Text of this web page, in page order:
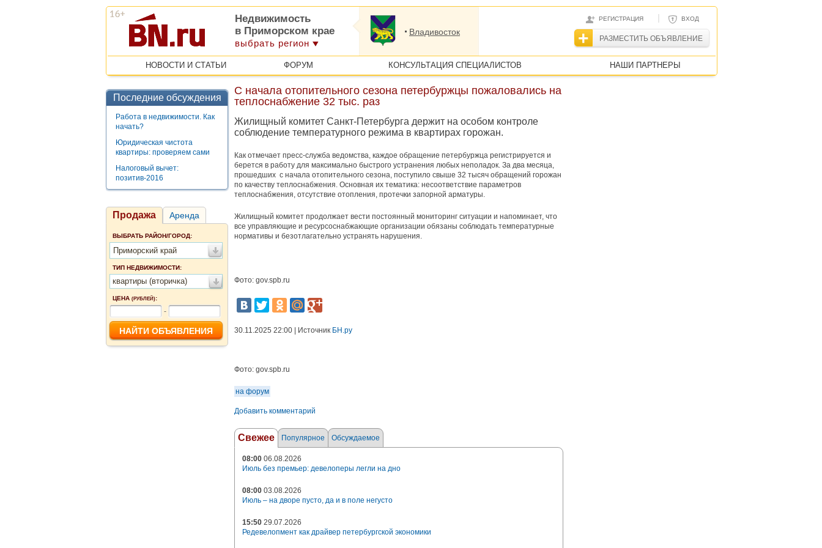
РЕГИСТРАЦИЯ | ВХОД
РАЗМЕСТИТЬ ОБЪЯВЛЕНИЕ
Недвижимость
в Приморском крае
выбрать регион
Владивосток
НОВОСТИ И СТАТЬИ ФОРУМ КОНСУЛЬТАЦИЯ СПЕЦИАЛИСТОВ НАШИ ПАРТНЕРЫ
Последние обсуждения
Работа в недвижимости. Как
начать?
Юридическая чистота
квартиры: проверяем сами
Налоговый вычет:
позитив-2016
Продажа Аренда
ВЫБРАТЬ РАЙОН/ГОРОД:
Приморский край
ТИП НЕДВИЖИМОСТИ:
квартиры (вторичка)
ЦЕНА (РУБЛЕЙ):
-
С начала отопительного сезона петербуржцы пожаловались на
теплоснабжение 32 тыс. раз
Жилищный комитет Санкт-Петербурга держит на особом контроле
соблюдение температурного режима в квартирах горожан.
Как отмечает пресс-служба ведомства, каждое обращение петербуржца регистрируется и
берется в работу для максимально быстрого устранения любых неполадок. За два месяца,
прошедших с начала отопительного сезона, поступило свыше 32 тысяч обращений горожан
по качеству теплоснабжения. Основная их тематика: несоответствие параметров
теплоснабжения, отсутствие отопления, протечки запорной арматуры.
Жилищный комитет продолжает вести постоянный мониторинг ситуации и напоминает, что
все управляющие и ресурсоснабжающие организации обязаны соблюдать температурные
нормативы и безотлагательно устранять нарушения.
Фото: gov.spb.ru
30.11.2025 22:00 | Источник БН.ру
Фото: gov.spb.ru
на форум
Добавить комментарий
Свежее Популярное Обсуждаемое
08:00 06.08.2026
Июль без премьер: девелоперы легли на дно
08:00 03.08.2026
Июль – на дворе пусто, да и в поле негусто
15:50 29.07.2026
Редевелопмент как драйвер петербургской экономики